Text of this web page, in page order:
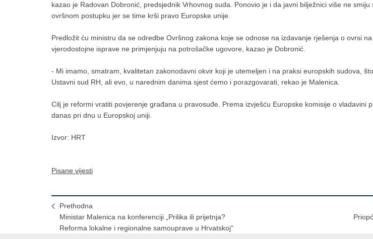
kazao je Radovan Dobronić, predsjednik Vrhovnog suda. Ponovio je i da javni bilježnici više ne smiju
ovršnom postupku jer se time krši pravo Europske unije.
Predložit ću ministru da se odredbe Ovršnog zakona koje se odnose na izdavanje rješenja o ovrsi
vjerodostojne isprave ne primjenjuju na potrošačke ugovore, kazao je Dobronić.
- Mi imamo, smatram, kvalitetan zakonodavni okvir koji je utemeljen i na praksi europskih sudova,
Ustavni sud RH, ali evo, u narednim danima sjest ćemo i porazgovarati, rekao je Malenica.
Cilj je reformi vratiti povjerenje građana u pravosuđe. Prema izvješću Europske komisije o vladavini
danas pri dnu u Europskoj uniji.
Izvor: HRT
Pisane vijesti
Prethodna
Ministar Malenica na konferenciji „Prilika ili prijetnja?
Reforma lokalne i regionalne samouprave u Hrvatskoj“